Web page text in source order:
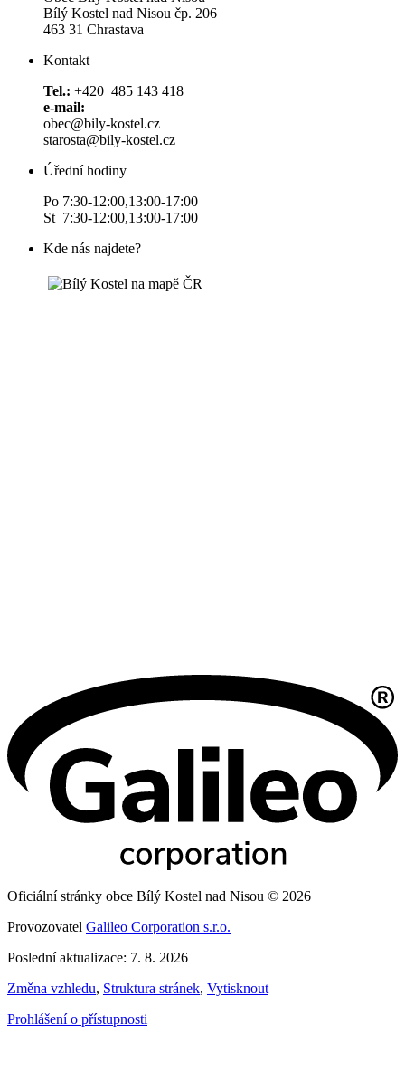
Bílý Kostel nad Nisou čp. 206
463 31 Chrastava
Kontakt
Tel.: +420 485 143 418
e-mail:
obec@bily-kostel.cz
starosta@bily-kostel.cz
Úřední hodiny
Po 7:30-12:00,13:00-17:00
St 7:30-12:00,13:00-17:00
Kde nás najdete?
Oficiální stránky obce Bílý Kostel nad Nisou © 2026
Provozovatel Galileo Corporation s.r.o.
Poslední aktualizace: 7. 8. 2026
Změna vzhledu, Struktura stránek, Vytisknout
Prohlášení o přístupnosti